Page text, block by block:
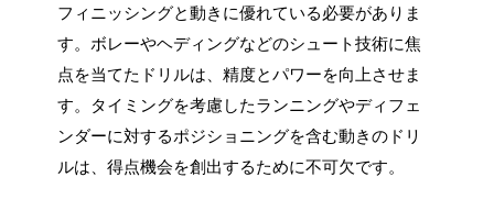
フィニッシングと動きに優れている必要がありま
す。ボレーやヘディングなどのシュート技術に焦
点を当てたドリルは、精度とパワーを向上させま
す。タイミングを考慮したランニングやディフェ
ンダーに対するポジショニングを含む動きのドリ
ルは、得点機会を創出するために不可欠です。